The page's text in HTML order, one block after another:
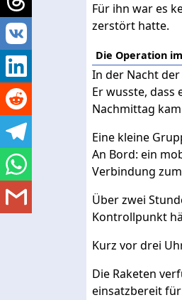
Für ihn war es
zerstört hatte.
Die Operation
In der Nacht
Er wusste,
Nachmittag
Eine kleine
An Bord: ein
Verbindung
Über zwei
Kontrollpunkt
Kurz vor drei
Die Raketen
einsatzbereit